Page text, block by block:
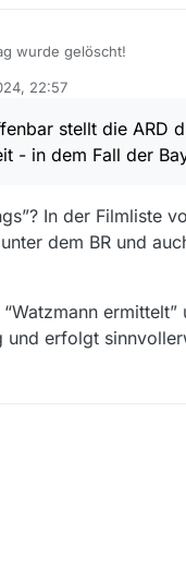
wurde gelöscht!
22:57
stellt die ARD
- in dem Fall der
In der Filmliste
dem BR und
und erfolgt